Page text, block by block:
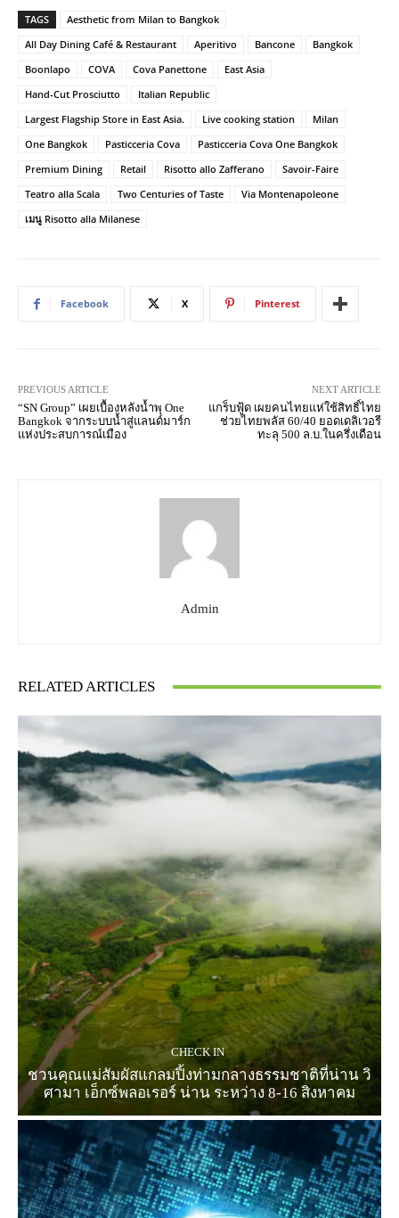
TAGS
Aesthetic from Milan to Bangkok
All Day Dining Café & Restaurant
Aperitivo Bancone
Bangkok
Boonlapo
COVA Cova Panettone
East Asia
Hand-Cut Prosciutto
Italian Republic
Largest Flagship Store in East Asia.
Live cooking station
Milan
One Bangkok
Pasticceria Cova
Pasticceria Cova One Bangkok
Premium Dining
Retail Risotto allo Zafferano
Savoir-Faire
Teatro alla Scala
Two Centuries of Taste
Via Montenapoleone
เมนู Risotto alla Milanese
Facebook X Pinterest
PREVIOUS ARTICLE
“SN Group” เผยเบื้องหลังน้ำพุ One
Bangkok จากระบบน้ำสู่แลนด์มาร์ก
แห่งประสบการณ์เมือง
NEXT ARTICLE
แกร็บฟู้ด เผยคนไทยแห่ใช้สิทธิ์ไทย
ช่วยไทยพลัส 60/40 ยอดเดลิเวอรี
ทะลุ 500 ล.บ.ในครึ่งเดือน
Admin
RELATED ARTICLES
CHECK IN
ชวนคุณแม่สัมผัสแกลมปิ้งท่ามกลางธรรมชาติที่น่าน วิ
ศามา เอ็กซ์พลอเรอร์ น่าน ระหว่าง 8-16 สิงหาคม